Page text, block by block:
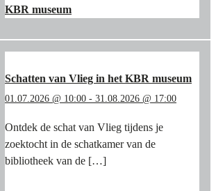
DE
VAN
EN
BOURGONDIËRS
IN
HET
KBR museum
Schatten van Vlieg in het KBR museum
01.07.2026 @ 10:00 - 31.08.2026 @ 17:00
Ontdek de schat van Vlieg tijdens je
zoektocht in de schatkamer van de
bibliotheek van de […]